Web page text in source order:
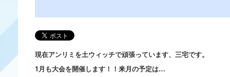
現在アンリミを土ウィッチで頑張っています、三宅です。
1月も大会を開催します！！来月の予定は…